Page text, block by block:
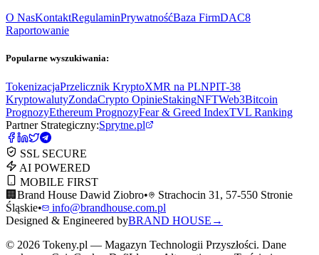
O NasKontaktRegulaminPrywatnośćBaza FirmDAC8
Raportowanie
Popularne wyszukiwania:
TokenizacjaPrzelicznik KryptoXMR na PLNPIT-38
KryptowalutyZondaCrypto OpinieStakingNFTWeb3Bitcoin
PrognozyEthereum PrognozyFear & Greed IndexTVL Ranking
Partner Strategiczny:Sprytne.pl
SSL SECURE
AI POWERED
MOBILE FIRST
🏢 Brand House Dawid Ziobro•
Strachocin 31, 57-550 Stronie
Śląskie•
info@brandhouse.com.pl
Designed & Engineered byBRAND HOUSE →
© 2026 Tokeny.pl — Magazyn Technologii Przyszłości. Dane